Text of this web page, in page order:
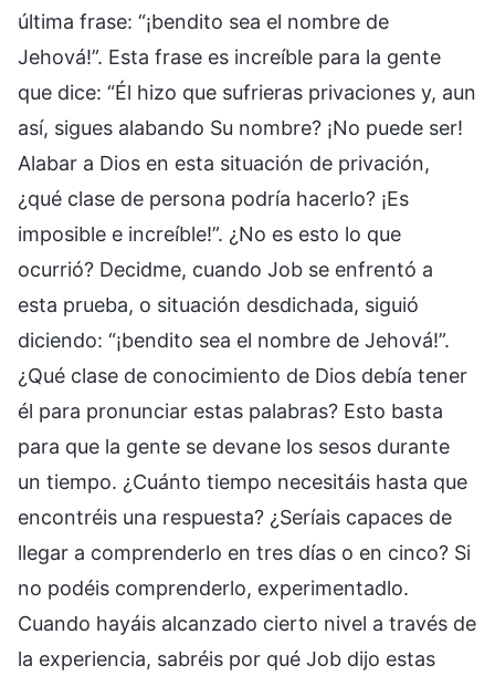
última frase: “¡bendito sea el nombre de
Jehová!”. Esta frase es increíble para la gente
que dice: “Él hizo que sufrieras privaciones y, aun
así, sigues alabando Su nombre? ¡No puede ser!
Alabar a Dios en esta situación de privación,
¿qué clase de persona podría hacerlo? ¡Es
imposible e increíble!”. ¿No es esto lo que
ocurrió? Decidme, cuando Job se enfrentó a
esta prueba, o situación desdichada, siguió
diciendo: “¡bendito sea el nombre de Jehová!”.
¿Qué clase de conocimiento de Dios debía tener
él para pronunciar estas palabras? Esto basta
para que la gente se devane los sesos durante
un tiempo. ¿Cuánto tiempo necesitáis hasta que
encontréis una respuesta? ¿Seríais capaces de
llegar a comprenderlo en tres días o en cinco? Si
no podéis comprenderlo, experimentadlo.
Cuando hayáis alcanzado cierto nivel a través de
la experiencia, sabréis por qué Job dijo estas